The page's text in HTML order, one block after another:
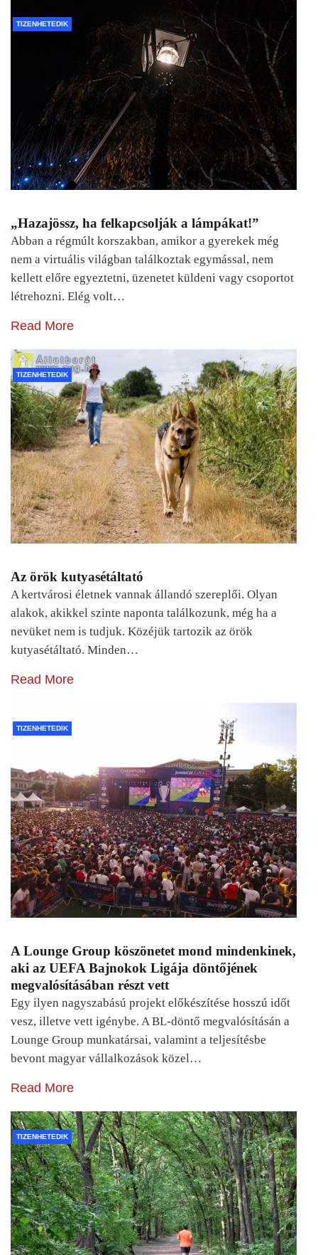
TIZENHETEDIK
„Hazajössz, ha felkapcsolják a lámpákat!”
Abban a régmúlt korszakban, amikor a gyerekek még
nem a virtuális világban találkoztak egymással, nem
kellett előre egyeztetni, üzenetet küldeni vagy csoportot
létrehozni. Elég volt…
Read More
TIZENHETEDIK
Az örök kutyasétáltató
A kertvárosi életnek vannak állandó szereplői. Olyan
alakok, akikkel szinte naponta találkozunk, még ha a
nevüket nem is tudjuk. Közéjük tartozik az örök
kutyasétáltató. Minden…
Read More
TIZENHETEDIK
A Lounge Group köszönetet mond mindenkinek,
aki az UEFA Bajnokok Ligája döntőjének
megvalósításában részt vett
Egy ilyen nagyszabású projekt előkészítése hosszú időt
vesz, illetve vett igénybe. A BL-döntő megvalósításán a
Lounge Group munkatársai, valamint a teljesítésbe
bevont magyar vállalkozások közel…
Read More
TIZENHETEDIK